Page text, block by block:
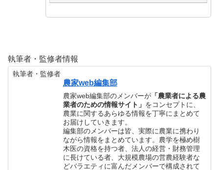
執筆者・監修者情報
執筆者・監修者
農家web編集部
農家web編集部のメンバーが 「農業者による農
業者のための情報サイト」 をコンセプトに、
農業に関するあらゆる情報を丁寧にまとめて
お届けしていきます。
編集部のメンバーは皆、実際に農業に携わり
ながら情報をまとめています。農学を極め樹
木医の資格を持つ者、法人の経営・財務管理
に長けている者、大規模農場の営農経験者な
どバラエティに富んだメンバーで構成されて